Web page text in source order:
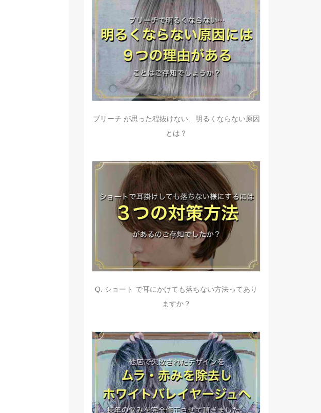
ブリーチ が思った程抜けない…明るくならない原因
とは？
Q. ショート で耳にかけても落ちない方法ってあり
ますか？